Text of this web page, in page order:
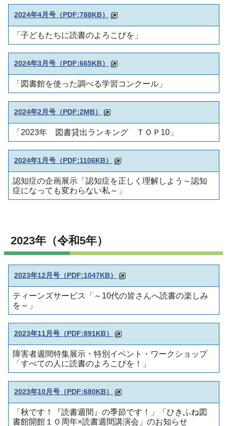
2024年4月号（PDF:788KB）
「子どもたちに読書のよろこびを」
2024年3月号（PDF:665KB）
「図書館を使った調べる学習コンクール」
2024年2月号（PDF:2MB）
「2023年 図書貸出ランキング ＴＯＰ10」
2024年1月号（PDF:1106KB）
認知症の企画展示「認知症を正しく理解しよう～認知
症になっても変わらない私～」
2023年（令和5年）
2023年12月号（PDF:1047KB）
ティーンズサービス「～10代の皆さんへ読書の楽しみ
を～」
2023年11月号（PDF:891KB）
障害者週間特集展示・特別イベント・ワークショップ
「すべての人に読書のよろこびを！」
2023年10月号（PDF:680KB）
「秋です！『読書週間』の季節です！」「ひきふね図
書館開館１０周年×読書週間講演会」のお知らせ